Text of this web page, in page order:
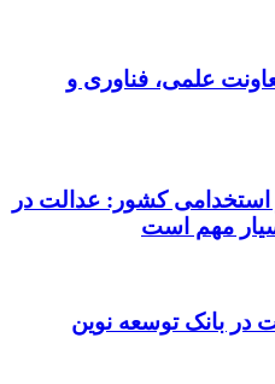
مجوز معاونت علمی، فناوری و
کشور: عدالت⁩ در
مهم است
در بانک توسعه نوین